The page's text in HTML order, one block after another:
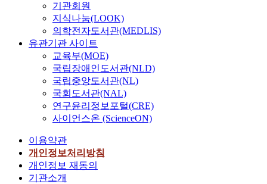
기관회원
지식나눔(LOOK)
의학전자도서관(MEDLIS)
유관기관 사이트
교육부(MOE)
국립장애인도서관(NLD)
국립중앙도서관(NL)
국회도서관(NAL)
연구윤리정보포털(CRE)
사이언스온 (ScienceON)
이용약관
개인정보처리방침
개인정보 재동의
기관소개